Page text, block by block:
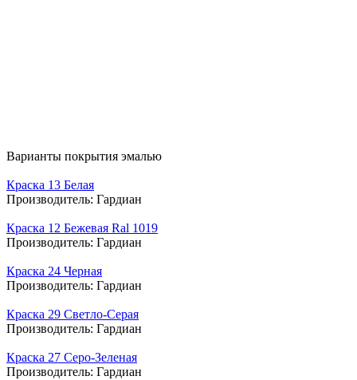
Варианты покрытия эмалью
Краска 13 Белая
Производитель: Гардиан
Краска 12 Бежевая Ral 1019
Производитель: Гардиан
Краска 24 Черная
Производитель: Гардиан
Краска 29 Светло-Серая
Производитель: Гардиан
Краска 27 Серо-Зеленая
Производитель: Гардиан